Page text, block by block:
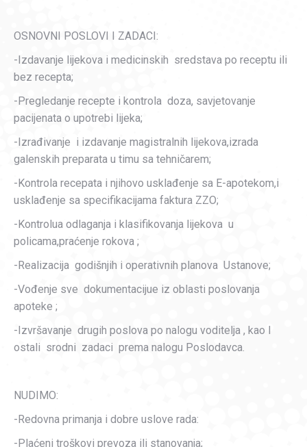
OSNOVNI POSLOVI I ZADACI:
-Izdavanje lijekova i medicinskih sredstava po receptu ili
bez recepta;
-Pregledanje recepte i kontrola doza, savjetovanje
pacijenata o upotrebi lijeka;
-Izrađivanje i izdavanje magistralnih lijekova,izrada
galenskih preparata u timu sa tehničarem;
-Kontrola recepata i njihovo usklađenje sa E-apotekom,i
usklađenje sa specifikacijama faktura ZZO;
-Kontrolua odlaganja i klasifikovanja lijekova u
policama,praćenje rokova ;
-Realizacija godišnjih i operativnih planova Ustanove;
-Vođenje sve dokumentacijue iz oblasti poslovanja
apoteke ;
-Izvršavanje drugih poslova po nalogu voditelja , kao I
ostali srodni zadaci prema nalogu Poslodavca.
NUDIMO:
-Redovna primanja i dobre uslove rada:
-Plaćeni troškovi prevoza ili stanovanja;